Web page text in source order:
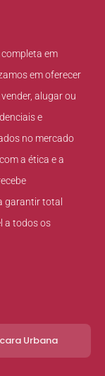
em
em oferecer
alugar ou
e
no mercado
a ética e a
garantir total
a todos os
Urbana